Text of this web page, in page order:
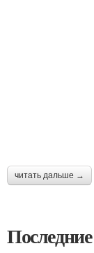
читать дальше →